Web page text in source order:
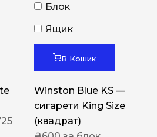
Блок
Ящик
В Кошик
Winston Blue KS —
сигарети King Size
(квадрат)